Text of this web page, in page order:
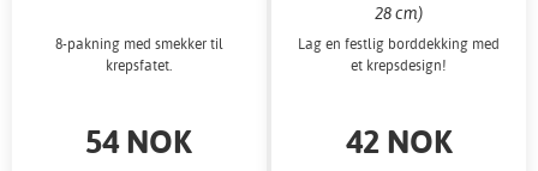
8-pakning med smekker til
krepsfatet.
54 NOK
28 cm)
Lag en festlig borddekking med
et krepsdesign!
42 NOK